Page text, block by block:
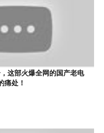
这部火爆全网的国产老电
痛处！